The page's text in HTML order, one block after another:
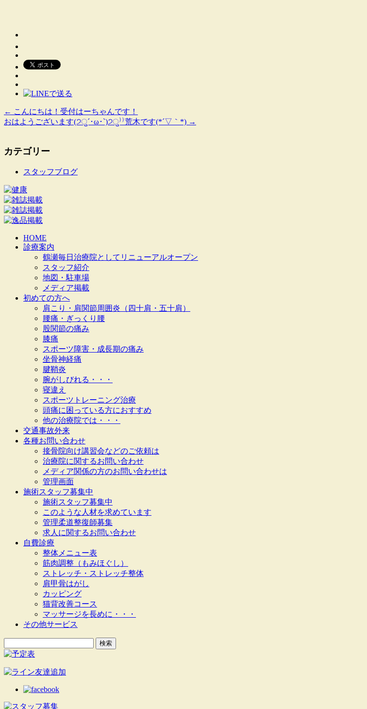
← こんにちは！受付はーちゃんです！
おはようございます(੭ु´･ω･`)੭ु⁾⁾荒木です(*´▽｀*) →
カテゴリー
スタッフブログ
HOME
診療案内
鶴瀬毎日治療院としてリニューアルオープン
スタッフ紹介
地図・駐車場
メディア掲載
初めての方へ
肩こり・肩関節周囲炎（四十肩・五十肩）
腰痛・ぎっくり腰
股関節の痛み
膝痛
スポーツ障害・成長期の痛み
坐骨神経痛
腱鞘炎
腕がしびれる・・・
寝違え
スポーツトレーニング治療
頭痛に困っている方におすすめ
他の治療院では・・・
交通事故外来
各種お問い合わせ
接骨院向け講習会などのご依頼は
治療院に関するお問い合わせ
メディア関係の方のお問い合わせは
管理画面
施術スタッフ募集中
施術スタッフ募集中
このような人材を求めています
管理柔道整復師募集
求人に関するお問い合わせ
自費診療
整体メニュー表
筋肉調整（もみほぐし）
ストレッチ・ストレッチ整体
肩甲骨はがし
カッピング
猫背改善コース
マッサージを長めに・・・
その他サービス
索: